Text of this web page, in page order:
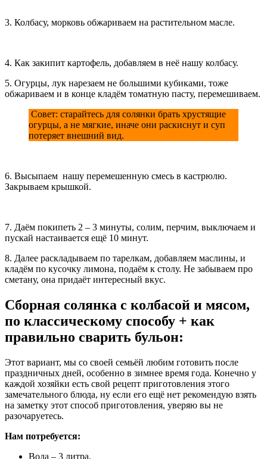
3. Колбасу, морковь обжариваем на растительном масле.
4. Как закипит картофель, добавляем в неё нашу колбасу.
5. Огурцы, лук нарезаем не большими кубиками, тоже
обжариваем и в конце кладём томатную пасту, перемешиваем.
Совет: старайтесь для солянки брать хрустящие
огурцы, а не мягкие, иначе они раскиснут и суп
потеряет внешний вид.
6. Высыпаем нашу перемешенную смесь в кастрюлю.
Закрываем крышкой.
7. Даём покипеть 2 – 3 минуты, солим, перчим, выключаем и
пускай настаивается ещё 10 минут.
8. Далее раскладываем по тарелкам, добавляем маслины, и
кладём по кусочку лимона, подаём к столу. Не забываем про
сметану, она придаёт интересный вкус.
Сборная солянка с колбасой и мясом,
по классическому способу + как
правильно сварить бульон:
Этот вариант, мы со своей семьёй любим готовить после
праздничных дней, особенно в зимнее время года. Конечно у
каждой хозяйки есть свой рецепт приготовления этого
замечательного блюда, ну если его ещё нет рекомендую взять
на заметку этот способ приготовления, уверяю вы не
разочаруетесь.
Нам потребуется:
Вода – 3 литра.